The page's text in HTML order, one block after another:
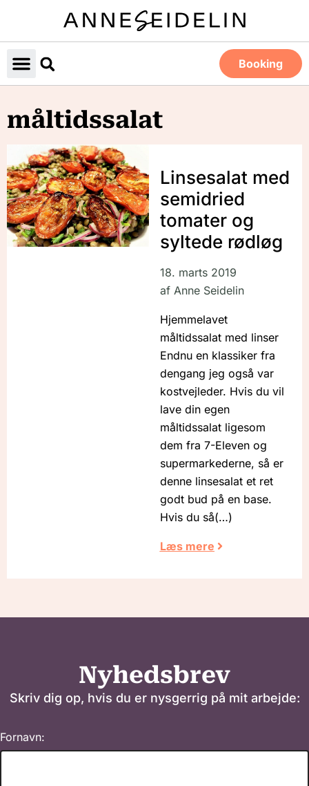
Booking
måltidssalat
Linsesalat med
semidried
tomater og
syltede rødløg
18. marts 2019
afAnne Seidelin
Hjemmelavet
måltidssalat med linser
Endnu en klassiker fra
dengang jeg også var
kostvejleder. Hvis du vil
lave din egen
måltidssalat ligesom
dem fra 7-Eleven og
supermarkederne, så er
denne linsesalat et ret
godt bud på en base.
Hvis du så
Læs mere
Nyhedsbrev
Skriv dig op, hvis du er nysgerrig på mit arbejde:
Fornavn: